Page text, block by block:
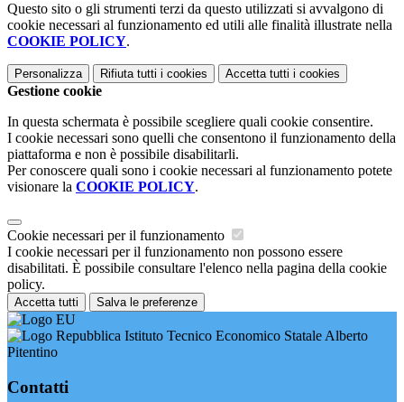
Questo sito o gli strumenti terzi da questo utilizzati si avvalgono di
cookie necessari al funzionamento ed utili alle finalità illustrate nella
COOKIE POLICY.
Personalizza Rifiuta tutti i cookies Accetta tutti i cookies
Gestione cookie
In questa schermata è possibile scegliere quali cookie consentire.
I cookie necessari sono quelli che consentono il funzionamento della
piattaforma e non è possibile disabilitarli.
Per conoscere quali sono i cookie necessari al funzionamento potete
visionare la COOKIE POLICY.
Cookie necessari per il funzionamento
I cookie necessari per il funzionamento non possono essere
disabilitati. È possibile consultare l'elenco nella pagina della cookie
policy.
Accetta tutti Salva le preferenze
Istituto Tecnico Economico Statale Alberto
Pitentino
Contatti